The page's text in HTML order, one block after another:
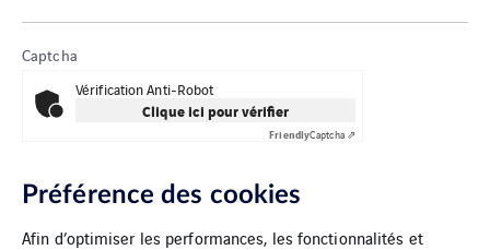
Captcha
Vérification Anti-Robot
Clique ici pour vérifier
FriendlyCaptcha ⇗
Préférence des cookies
Afin d’optimiser les performances, les fonctionnalités et